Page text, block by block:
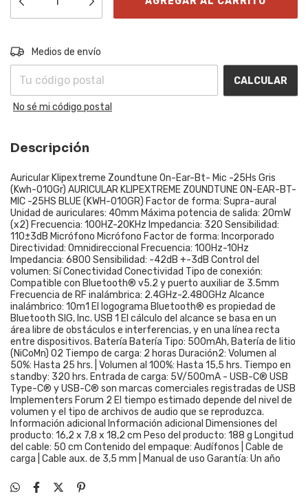
Entregas para el CP:
Medios de envío
CALCULAR
No sé mi código postal
Descripción
Auricular Klipextreme Zoundtune On-Ear-Bt- Mic -25Hs Gris
(Kwh-010Gr) AURICULAR KLIPEXTREME ZOUNDTUNE ON-EAR-BT-
MIC -25HS BLUE (KWH-010GR) Factor de forma: Supra-aural
Unidad de auriculares: 40mm Máxima potencia de salida: 20mW
(x2) Frecuencia: 100HZ-20KHz Impedancia: 32O Sensibilidad:
110±3dB Micrófono Micrófono Factor de forma: Incorporado
Directividad: Omnidireccional Frecuencia: 100Hz-10Hz
Impedancia: 680O Sensibilidad: -42dB +-3dB Control del
volumen: Sí Conectividad Conectividad Tipo de conexión:
Compatible con Bluetooth® v5.2 y puerto auxiliar de 3.5mm
Frecuencia de RF inalámbrica: 2.4GHz-2.480GHz Alcance
inalámbrico: 10m1 El logograma Bluetooth® es propiedad de
Bluetooth SIG, Inc. USB 1 El cálculo del alcance se basa en un
área libre de obstáculos e interferencias, y en una línea recta
entre dispositivos. Batería Batería Tipo: 500mAh, Batería de litio
(NiCoMn) O2 Tiempo de carga: 2 horas Duración2: Volumen al
50%: Hasta 25 hrs. | Volumen al 100%: Hasta 15,5 hrs. Tiempo en
standby: 320 hrs. Entrada de carga: 5V/500mA - USB-C® USB
Type-C® y USB-C® son marcas comerciales registradas de USB
Implementers Forum 2 El tiempo estimado depende del nivel de
volumen y el tipo de archivos de audio que se reproduzca.
Información adicional Información adicional Dimensiones del
producto: 16,2 x 7,8 x 18,2 cm Peso del producto: 188 g Longitud
del cable: 50 cm Contenido del empaque: Audífonos | Cable de
carga | Cable aux. de 3,5 mm | Manual de uso Garantía: Un año